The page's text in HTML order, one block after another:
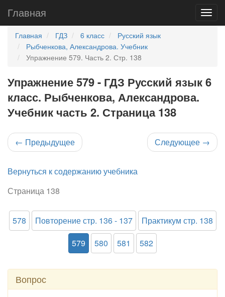
Главная
Главная ГДЗ 6 класс
Русский язык
Рыбченкова, Александрова. Учебник
Упражнение 579. Часть 2. Стр. 138
Упражнение 579 - ГДЗ Русский язык 6
класс. Рыбченкова, Александрова.
Учебник часть 2. Страница 138
← Предыдущее Следующее →
Вернуться к содержанию учебника
Страница 138
578 Повторение стр. 136 - 137
Практикум стр. 138
579
580 581 582
Вопрос